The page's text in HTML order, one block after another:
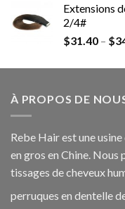
Extensions
2/4#
$31.40 – $
À PROPOS DE
Rebe Hair est une
en gros en Chine.
tissages de cheveux
perruques en dentelle